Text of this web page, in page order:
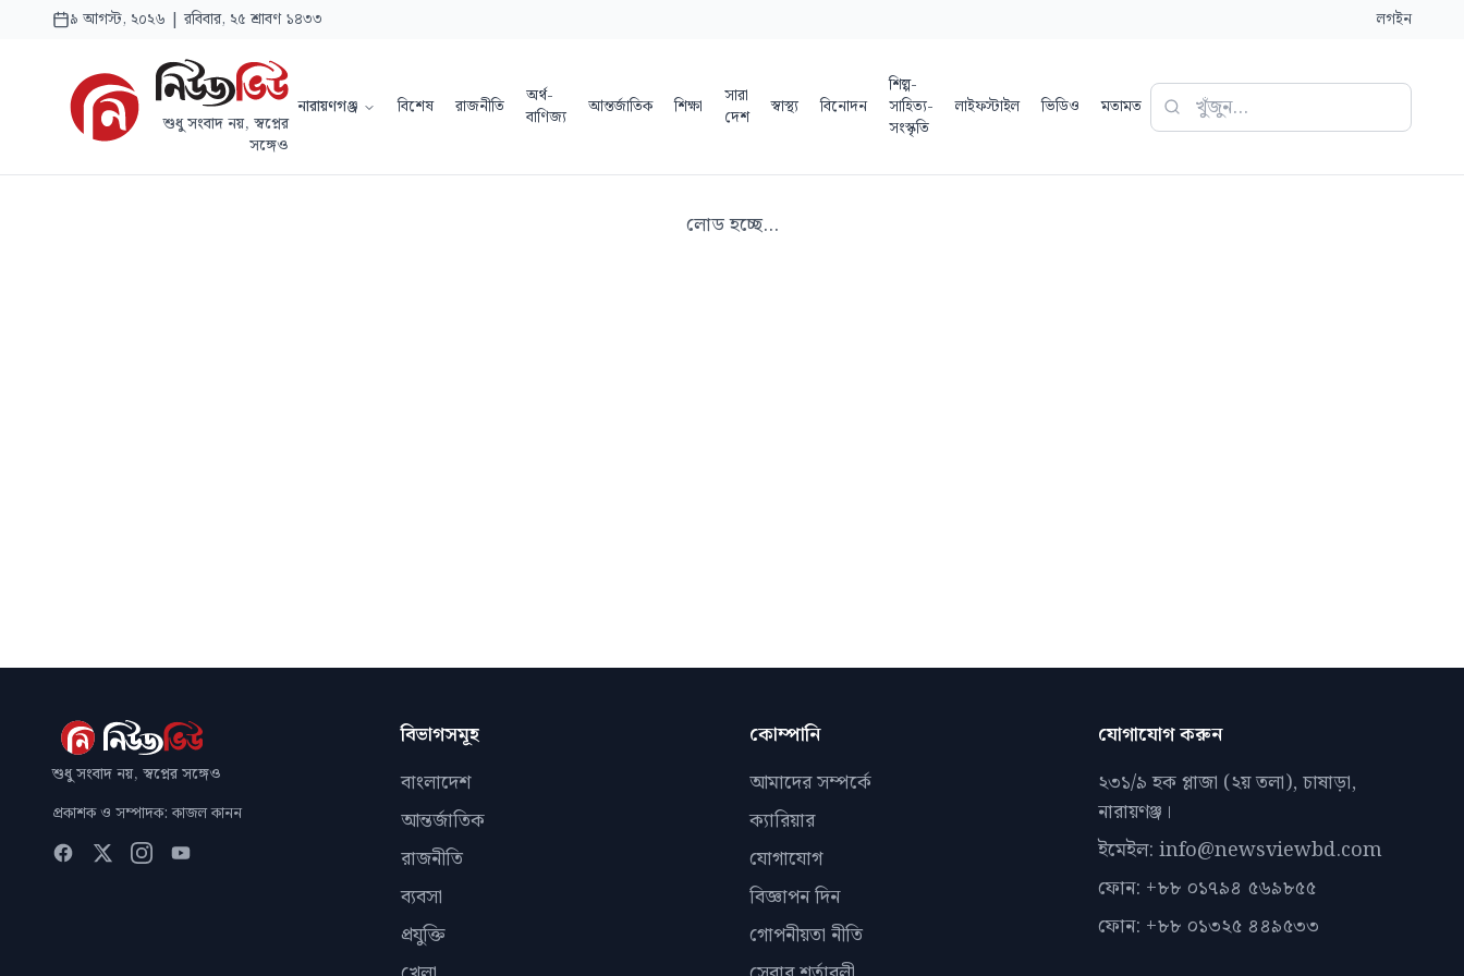
৯ আগস্ট, ২০২৬ | রবিবার, ২৫ শ্রাবণ ১৪৩৩ লগইন
শুধু সংবাদ নয়, স্বপ্নের
সঙ্গেও
নারায়ণগঞ্জ বিশেষ রাজনীতি
অর্থ-
বাণিজ্য
আন্তর্জাতিক শিক্ষা
সারা
দেশ
স্বাস্থ্য বিনোদন
শিল্প-
সাহিত্য-
সংস্কৃতি
লাইফস্টাইল ভিডিও মতামত
লোড হচ্ছে...
শুধু সংবাদ নয়, স্বপ্নের সঙ্গেও
প্রকাশক ও সম্পাদক: কাজল কানন
বিভাগসমূহ
বাংলাদেশ
আন্তর্জাতিক
রাজনীতি
ব্যবসা
প্রযুক্তি
কোম্পানি
আমাদের সম্পর্কে
ক্যারিয়ার
যোগাযোগ
বিজ্ঞাপন দিন
গোপনীয়তা নীতি
যোগাযোগ করুন
২৩১/৯ হক প্লাজা (২য় তলা), চাষাড়া,
নারায়ণঞ্জ।
ইমেইল: info@newsviewbd.com
ফোন: +৮৮ ০১৭৯৪ ৫৬৯৮৫৫
ফোন: +৮৮ ০১৩২৫ ৪৪৯৫৩৩